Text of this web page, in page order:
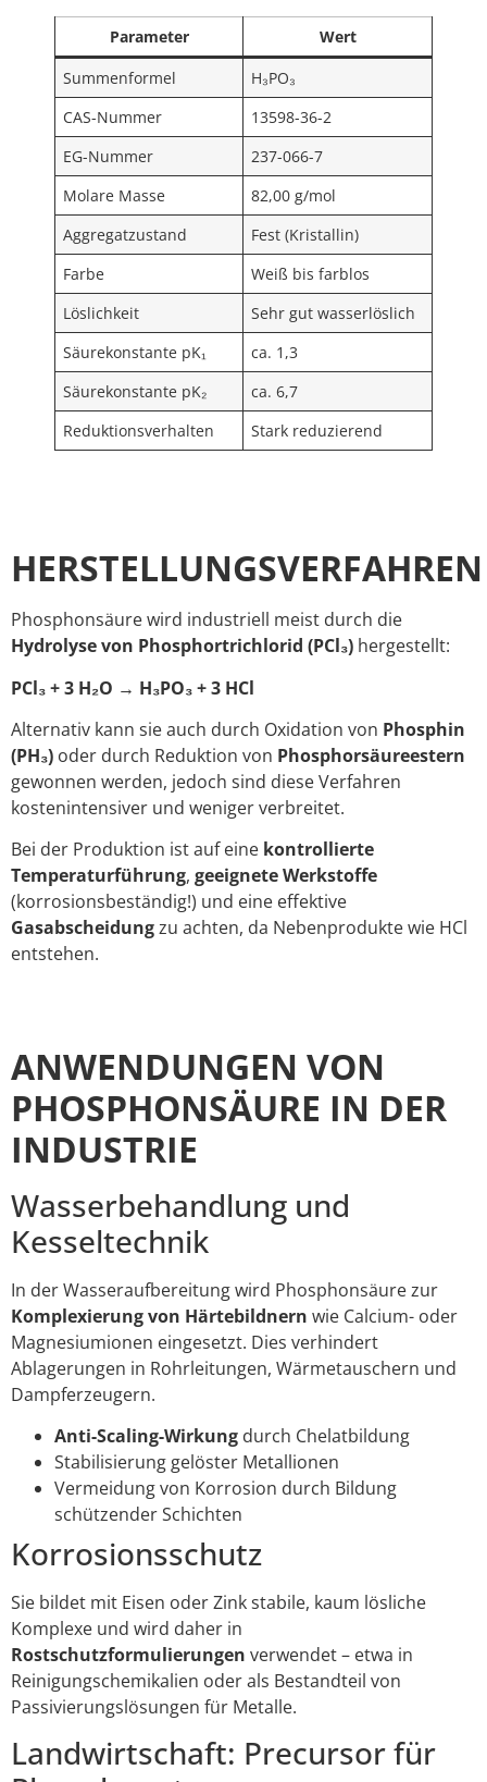
Parameter
Wert
Summenformel
H₃PO₃
CAS-Nummer
13598-36-2
EG-Nummer
237-066-7
Molare Masse
82,00 g/mol
Aggregatzustand
Fest (Kristallin)
Farbe
Weiß bis farblos
Löslichkeit
Sehr gut wasserlöslich
Säurekonstante pK₁
ca. 1,3
Säurekonstante pK₂
ca. 6,7
Reduktionsverhalten
Stark reduzierend
HERSTELLUNGSVERFAHREN
Phosphonsäure wird industriell meist durch die
Hydrolyse von Phosphortrichlorid (PCl₃) hergestellt:
PCl₃ + 3 H₂O → H₃PO₃ + 3 HCl
Alternativ kann sie auch durch Oxidation von Phosphin
(PH₃) oder durch Reduktion von Phosphorsäureestern
gewonnen werden, jedoch sind diese Verfahren
kostenintensiver und weniger verbreitet.
Bei der Produktion ist auf eine kontrollierte
Temperaturführung, geeignete Werkstoffe
(korrosionsbeständig!) und eine effektive
Gasabscheidungzu achten, da Nebenprodukte wie HCl
entstehen.
ANWENDUNGEN VON
PHOSPHONSÄURE IN DER
INDUSTRIE
Wasserbehandlung und
Kesseltechnik
In der Wasseraufbereitung wird Phosphonsäure zur
Komplexierung von Härtebildnern wie Calcium- oder
Magnesiumionen eingesetzt. Dies verhindert
Ablagerungen in Rohrleitungen, Wärmetauschern und
Dampferzeugern.
Anti-Scaling-Wirkung durch Chelatbildung
Stabilisierung gelöster Metallionen
Vermeidung von Korrosion durch Bildung
schützender Schichten
Korrosionsschutz
Sie bildet mit Eisen oder Zink stabile, kaum lösliche
Komplexe und wird daher in
Rostschutzformulierungen verwendet – etwa in
Reinigungschemikalien oder als Bestandteil von
Passivierungslösungen für Metalle.
Landwirtschaft: Precursor für